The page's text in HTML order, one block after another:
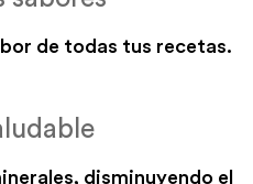
de todas tus recetas.
disminuyendo el